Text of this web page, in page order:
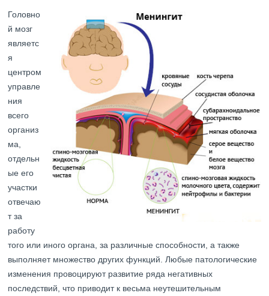
Головно
й мозг
являетс
я
центром
управле
ния
всего
организ
ма,
отдельн
ые его
участки
отвечаю
т за
работу
того или иного органа, за различные способности, а также
выполняет множество других функций. Любые патологические
изменения провоцируют развитие ряда негативных
последствий, что приводит к весьма неутешительным